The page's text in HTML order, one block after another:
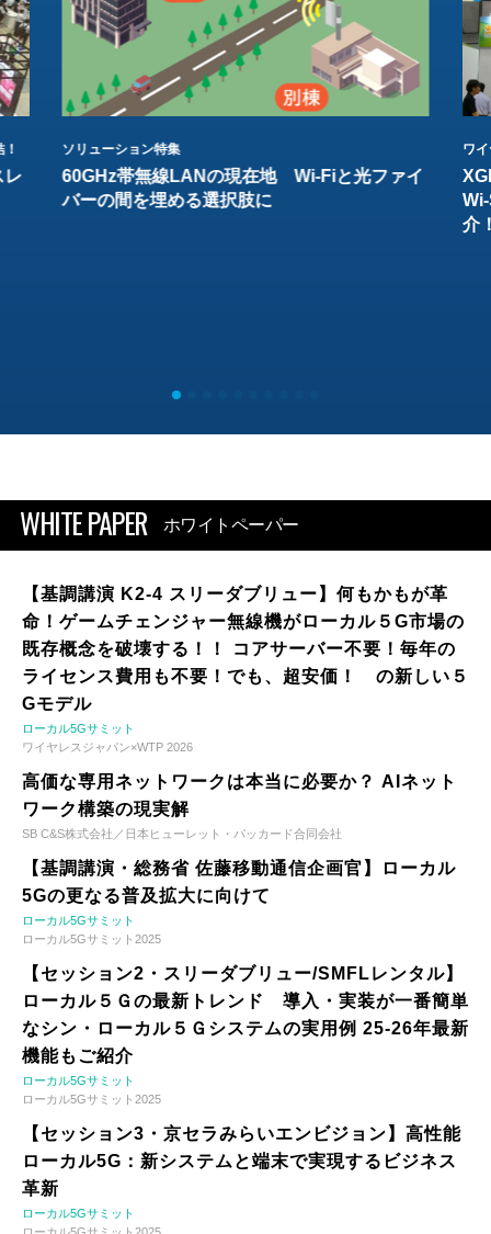
レ
ソリューション特集
60GHz帯無線LANの現在地 Wi-Fiと光ファイ
バーの間を埋める選択肢に
ワ
介
WHITE PAPER ホワイトペーパー
【基調講演 K2-4 スリーダブリュー】何もかもが革
命！ゲームチェンジャー無線機がローカル５G市場の
既存概念を破壊する！！ コアサーバー不要！毎年の
ライセンス費用も不要！でも、超安価！ の新しい５
Gモデル
ローカル5Gサミット
ワイヤレスジャパン×WTP 2026
高価な専用ネットワークは本当に必要か？ AIネット
ワーク構築の現実解
SB C&S株式会社／日本ヒューレット・パッカード合同会社
【基調講演・総務省 佐藤移動通信企画官】ローカル
5Gの更なる普及拡大に向けて
ローカル5Gサミット
ローカル5Gサミット2025
【セッション2・スリーダブリュー/SMFLレンタル】
ローカル５Ｇの最新トレンド 導入・実装が一番簡単
なシン・ローカル５Ｇシステムの実用例 25-26年最新
機能もご紹介
ローカル5Gサミット
ローカル5Gサミット2025
【セッション3・京セラみらいエンビジョン】高性能
ローカル5G：新システムと端末で実現するビジネス
革新
ローカル5Gサミット